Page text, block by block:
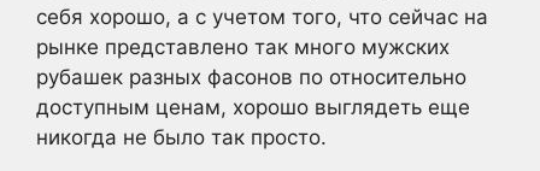
себя хорошо, а с учетом того, что сейчас на
рынке представлено так много мужских
рубашек разных фасонов по относительно
доступным ценам, хорошо выглядеть еще
никогда не было так просто.